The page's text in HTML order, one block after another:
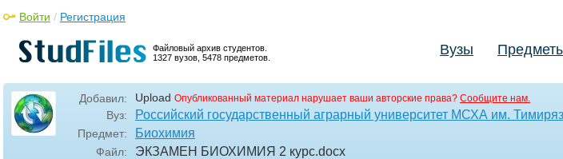
Файловый архив студентов.
1327 вузов, 5478 предметов.
Войти / Регистрация
Вузы
Добавил: Upload Опубликованный материал нарушает ваши авторские права? Сообщите нам.
Вуз: Российский государственный аграрный университет МСХА им.
Предмет: Биохимия
Файл: ЭКЗАМЕН БИОХИМИЯ 2 курс.docx